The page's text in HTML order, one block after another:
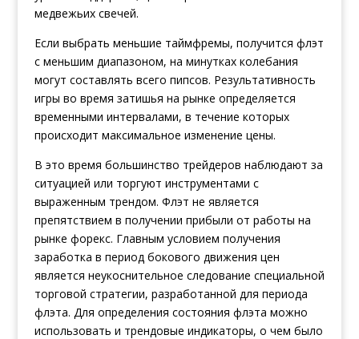
медвежьих свечей.
Если выбрать меньшие таймфремы, получится флэт
с меньшим диапазоном, на минутках колебания
могут составлять всего пипсов. Результативность
игры во время затишья на рынке определяется
временными интервалами, в течение которых
происходит максимальное изменение цены.
В это время большинство трейдеров наблюдают за
ситуацией или торгуют инструментами с
выраженным трендом. Флэт не является
препятствием в получении прибыли от работы на
рынке форекс. Главным условием получения
заработка в период бокового движения цен
является неукоснительное следование специальной
торговой стратегии, разработанной для периода
флэта. Для определения состояния флэта можно
использовать и трендовые индикаторы, о чем было